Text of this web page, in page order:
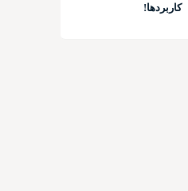
کاربردها!